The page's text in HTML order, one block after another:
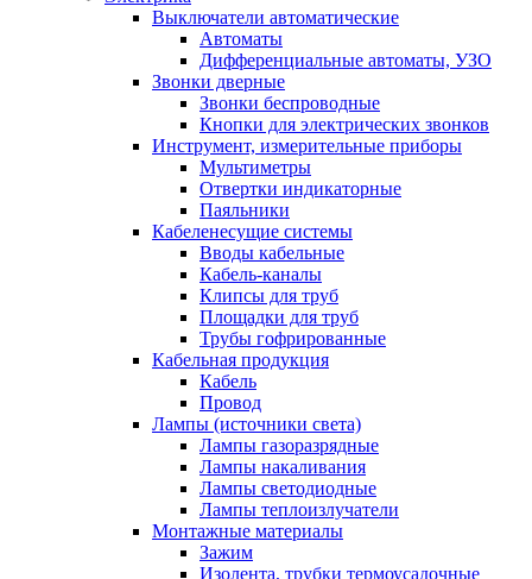
Выключатели автоматические
Автоматы
Дифференциальные автоматы, УЗО
Звонки дверные
Звонки беспроводные
Кнопки для электрических звонков
Инструмент, измерительные приборы
Мультиметры
Отвертки индикаторные
Паяльники
Кабеленесущие системы
Вводы кабельные
Кабель-каналы
Клипсы для труб
Площадки для труб
Трубы гофрированные
Кабельная продукция
Кабель
Провод
Лампы (источники света)
Лампы газоразрядные
Лампы накаливания
Лампы светодиодные
Лампы теплоизлучатели
Монтажные материалы
Зажим
Изолента, трубки термоусадочные